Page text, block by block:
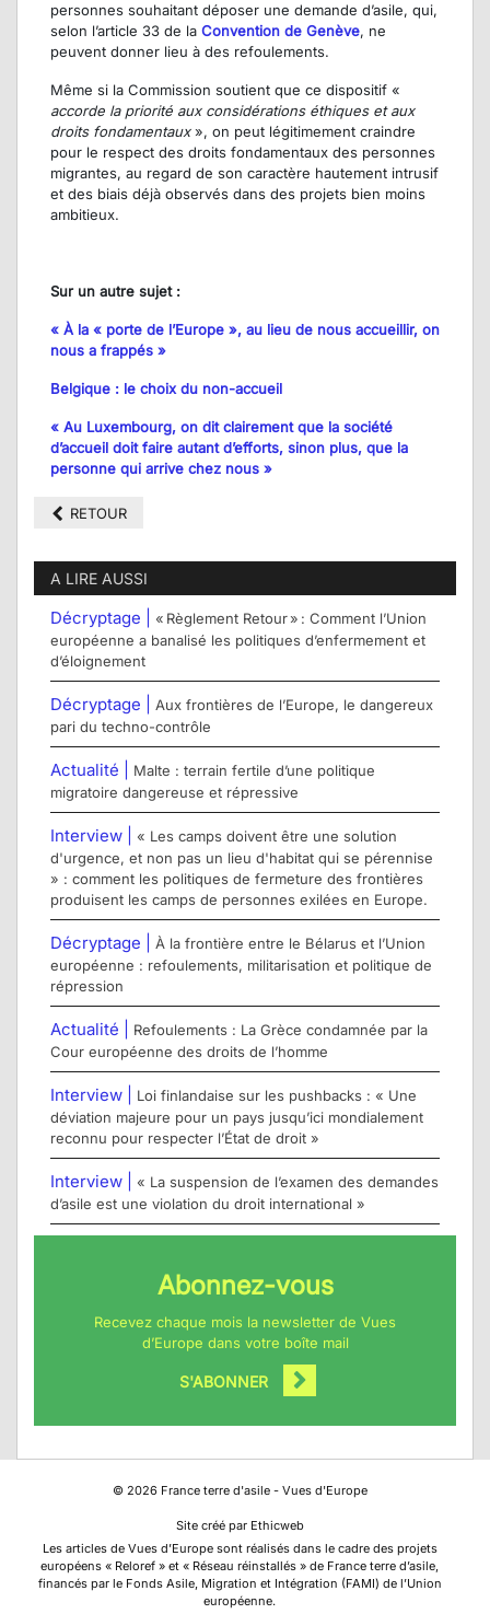
personnes souhaitant déposer une demande d’asile, qui,
selon l’article 33 de la Convention de Genève, ne
peuvent donner lieu à des refoulements.
Même si la Commission soutient que ce dispositif «
accorde la priorité aux considérations éthiques et aux
droits fondamentaux», on peut légitimement craindre
pour le respect des droits fondamentaux des personnes
migrantes, au regard de son caractère hautement intrusif
et des biais déjà observés dans des projets bien moins
ambitieux.
Sur un autre sujet :
« À la « porte de l’Europe », au lieu de nous accueillir, on
nous a frappés »
Belgique : le choix du non-accueil
« Au Luxembourg, on dit clairement que la société
d’accueil doit faire autant d’efforts, sinon plus, que la
personne qui arrive chez nous »
RETOUR
A LIRE AUSSI
Décryptage |
« Règlement Retour » : Comment l’Union
européenne a banalisé les politiques d’enfermement et
d’éloignement
Décryptage | Aux frontières de l’Europe, le dangereux
pari du techno-contrôle
Actualité |
Malte : terrain fertile d’une politique
migratoire dangereuse et répressive
Interview |
« Les camps doivent être une solution
d'urgence, et non pas un lieu d'habitat qui se pérennise
» : comment les politiques de fermeture des frontières
produisent les camps de personnes exilées en Europe.
Décryptage | À la frontière entre le Bélarus et l’Union
européenne : refoulements, militarisation et politique de
répression
Actualité |
Refoulements : La Grèce condamnée par la
Cour européenne des droits de l’homme
Interview |
Loi finlandaise sur les pushbacks : « Une
déviation majeure pour un pays jusqu’ici mondialement
reconnu pour respecter l’État de droit »
Interview |
« La suspension de l’examen des demandes
d’asile est une violation du droit international »
Abonnez-vous
Recevez chaque mois la newsletter de Vues
d’Europe dans votre boîte mail
S'ABONNER
© 2026France terre d'asile - Vues d'Europe
Site créé par Ethicweb
Les articles de Vues d’Europe sont réalisés dans le cadre des projets
européens « Reloref » et « Réseau réinstallés » de France terre d’asile,
financés par le Fonds Asile, Migration et Intégration (FAMI) de l’Union
européenne.